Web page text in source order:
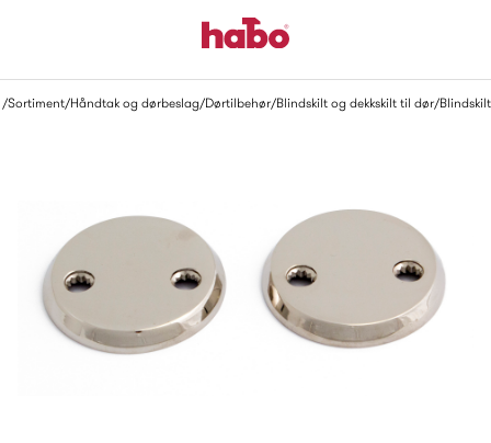
Sortiment Håndtak og dørbeslag Dørtilbehør Blindskilt og dekkskilt til dør Blindskilt